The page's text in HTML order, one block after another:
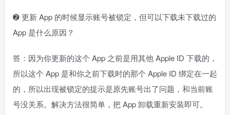
➋ 更新 App 的时候显示账号被锁定，但可以下载未下载过的
App 是什么原因？
答：因为你更新的这个 App 之前是用其他 Apple ID 下载的，
所以这个 App 是和你之前下载时的那个 Apple ID 绑定在一起
的，所以出现被锁定的提示是原先账号出了问题，和当前账
号没关系。解决方法很简单，把 App 卸载重新安装即可。